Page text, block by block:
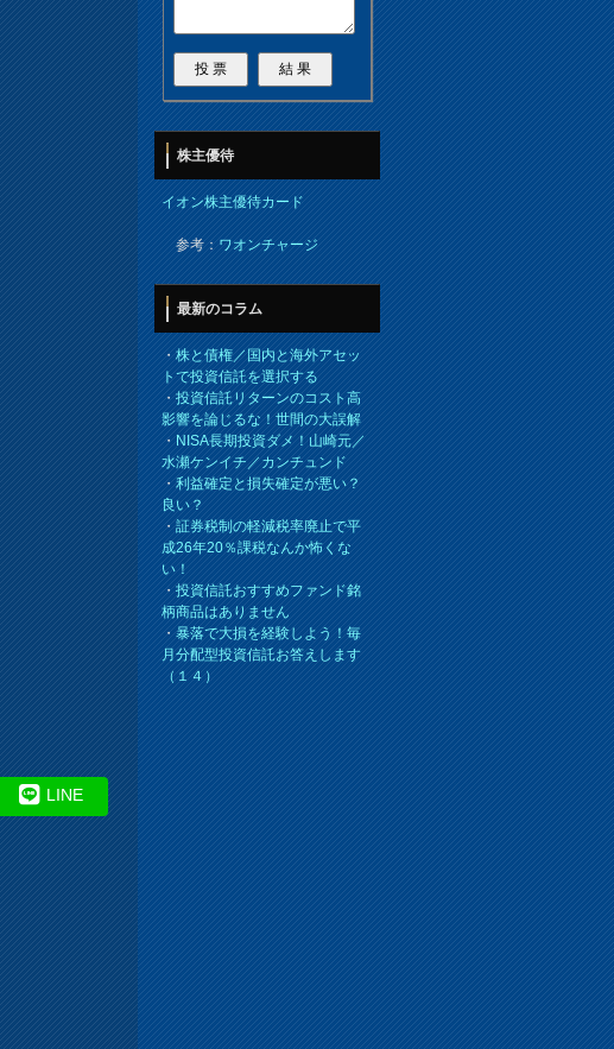
LINE
株主優待
イオン株主優待カード
参考：ワオンチャージ
最新のコラム
・株と債権／国内と海外アセッ
トで投資信託を選択する
・投資信託リターンのコスト高
影響を論じるな！世間の大誤解
・NISA長期投資ダメ！山崎元／
水瀬ケンイチ／カンチュンド
・利益確定と損失確定が悪い？
良い？
・証券税制の軽減税率廃止で平
成26年20％課税なんか怖くな
い！
・投資信託おすすめファンド銘
柄商品はありません
・暴落で大損を経験しよう！毎
月分配型投資信託お答えします
（１４）